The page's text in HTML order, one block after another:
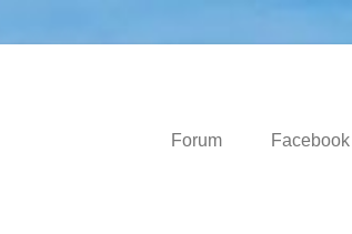
Forum Facebook